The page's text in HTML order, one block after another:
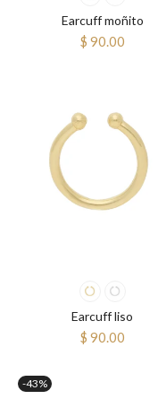
Earcuff moñito
$ 90.00
Earcuff liso
$ 90.00
-43%